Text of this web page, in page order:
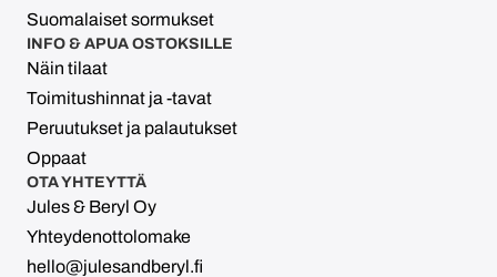
Suomalaiset sormukset
INFO & APUA OSTOKSILLE
Näin tilaat
Toimitushinnat ja -tavat
Peruutukset ja palautukset
Oppaat
OTA YHTEYTTÄ
Jules & Beryl Oy
Yhteydenottolomake
hello@julesandberyl.fi